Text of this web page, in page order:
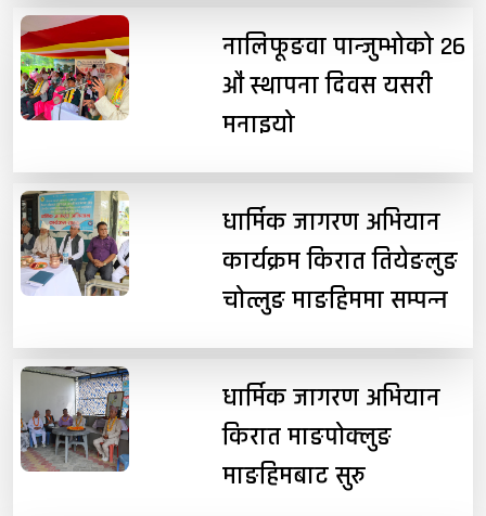
नालिफूङवा पान्जुम्भोको २६
औं स्थापना दिवस यसरी
मनाइयो
धार्मिक जागरण अभियान
कार्यक्रम किरात तियेङलुङ
चोत्लुङ माङहिममा सम्पन्न
धार्मिक जागरण अभियान
किरात माङपोक्लुङ
माङहिमबाट सुरु